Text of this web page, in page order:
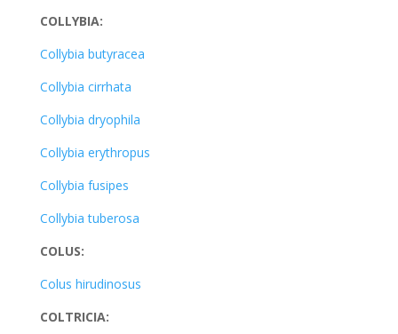
COLLYBIA:
Collybia butyracea
Collybia cirrhata
Collybia dryophila
Collybia erythropus
Collybia fusipes
Collybia tuberosa
COLUS:
Colus hirudinosus
COLTRICIA: